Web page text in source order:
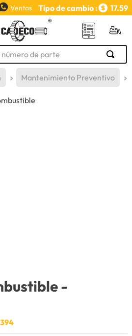
Ventas Tipo de cambio : 17.59
de parte
Mantenimiento Preventivo
-
BUSCADOS